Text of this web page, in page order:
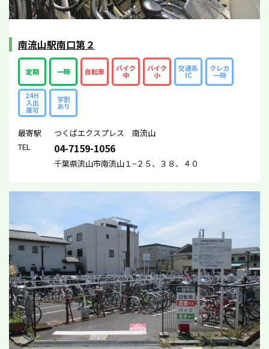
南流山駅南口第２
定期 一時 自転車 バイク
中
バイク
小
交通系
IC
クレカ
一時
24H
入出
庫可
学割
あり
最寄駅
つくばエクスプレス 南流山
TEL
04-7159-1056
千葉県流山市南流山１−２５、３８、４０